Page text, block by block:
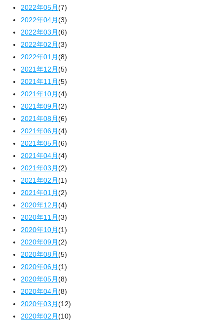
2022年05月(7)
2022年04月(3)
2022年03月(6)
2022年02月(3)
2022年01月(8)
2021年12月(5)
2021年11月(5)
2021年10月(4)
2021年09月(2)
2021年08月(6)
2021年06月(4)
2021年05月(6)
2021年04月(4)
2021年03月(2)
2021年02月(1)
2021年01月(2)
2020年12月(4)
2020年11月(3)
2020年10月(1)
2020年09月(2)
2020年08月(5)
2020年06月(1)
2020年05月(8)
2020年04月(8)
2020年03月(12)
2020年02月(10)